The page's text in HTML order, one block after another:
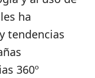
ha
tendencias
360º